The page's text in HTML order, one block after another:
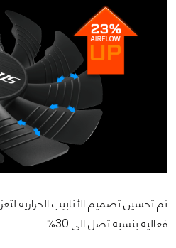
تم تحسين تصميم الأنابيب الحرارية
فعالية بنسبة تصل الى 30%